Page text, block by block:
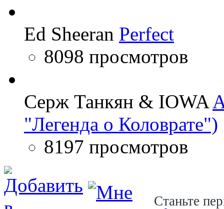
Ed Sheeran Perfect
8098 просмотров
Серж Танкян & IOWA
"Легенда о Коловрате")
8197 просмотров
Станьте